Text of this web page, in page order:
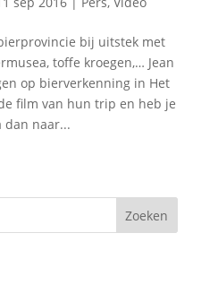
bij uitstek met
toffe kroegen,… Jean
op bierverkenning in Het
film van hun trip en heb je
dan naar...